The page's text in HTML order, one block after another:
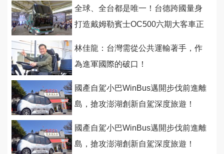
全球、全台都是唯一！台德跨國量身
打造戴姆勒賓士OC500六期大客車正
林佳龍：台灣需從公共運輸著手，作
為進軍國際的破口！
國產自駕小巴WinBus邁開步伐前進離
島，搶攻澎湖創新自駕深度旅遊！
國產自駕小巴WinBus邁開步伐前進離
島，搶攻澎湖創新自駕深度旅遊！